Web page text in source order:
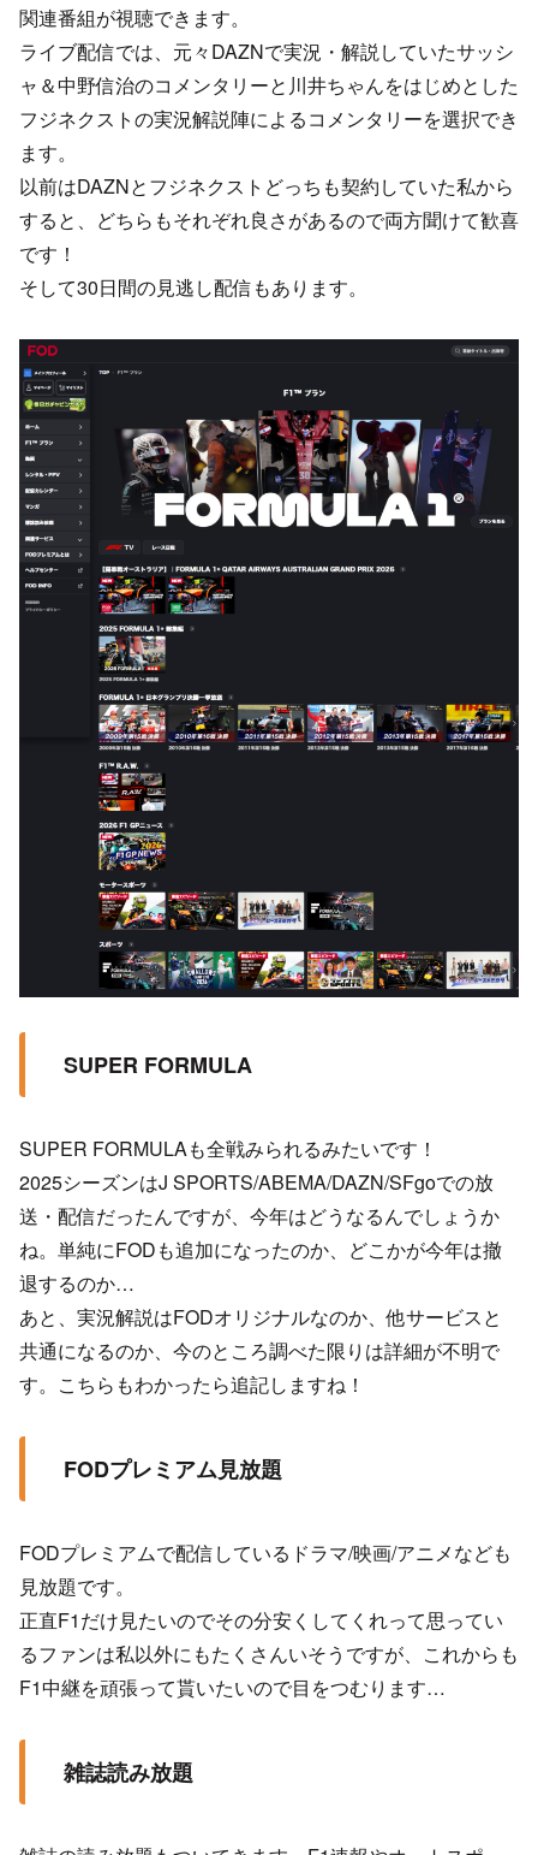
関連番組が視聴できます。
ライブ配信では、元々DAZNで実況・解説していたサッシ
ャ＆中野信治のコメンタリーと川井ちゃんをはじめとした
フジネクストの実況解説陣によるコメンタリーを選択でき
ます。
以前はDAZNとフジネクストどっちも契約していた私から
すると、どちらもそれぞれ良さがあるので両方聞けて歓喜
です！
そして30日間の見逃し配信もあります。
SUPER FORMULA
SUPER FORMULAも全戦みられるみたいです！
2025シーズンはJ SPORTS/ABEMA/DAZN/SFgoでの放
送・配信だったんですが、今年はどうなるんでしょうか
ね。単純にFODも追加になったのか、どこかが今年は撤
退するのか…
あと、実況解説はFODオリジナルなのか、他サービスと
共通になるのか、今のところ調べた限りは詳細が不明で
す。こちらもわかったら追記しますね！
FODプレミアム見放題
FODプレミアムで配信しているドラマ/映画/アニメなども
見放題です。
正直F1だけ見たいのでその分安くしてくれって思ってい
るファンは私以外にもたくさんいそうですが、これからも
F1中継を頑張って貰いたいので目をつむります…
雑誌読み放題